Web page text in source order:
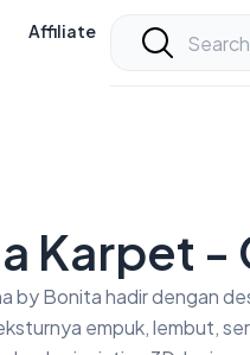
Affiliate
Karpet -
by Bonita hadir dengan
empuk, lembut,